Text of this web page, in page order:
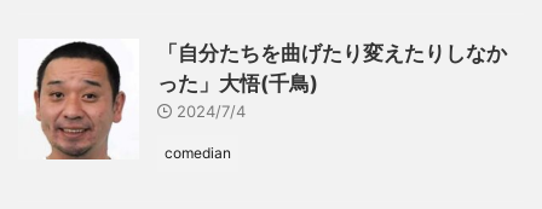
「自分たちを曲げたり変えたりしなか
った」大悟(千鳥)
2024/7/4
comedian